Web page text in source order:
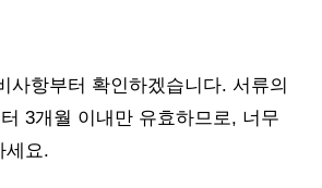
사항부터 확인하겠습니다. 서류의
3개월 이내만 유효하므로, 너무
세요.